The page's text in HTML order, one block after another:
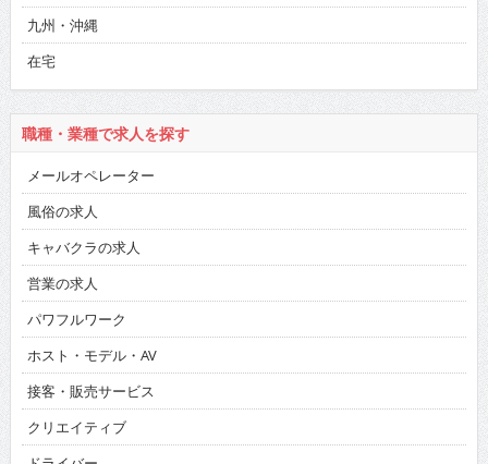
九州・沖縄
在宅
職種・業種で求人を探す
メールオペレーター
風俗の求人
キャバクラの求人
営業の求人
パワフルワーク
ホスト・モデル・AV
接客・販売サービス
クリエイティブ